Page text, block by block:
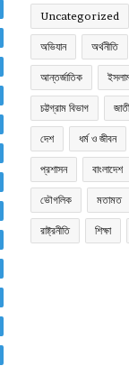
Uncategorized
অভিযান অর্থনীতি
আন্তর্জাতিক
চট্টগ্রাম বিভাগ
দেশ ধর্ম ও জীবন
প্রশাসন বাংলাদেশ
ভৌগলিক মতামত
রাষ্ট্রনীতি শিক্ষা